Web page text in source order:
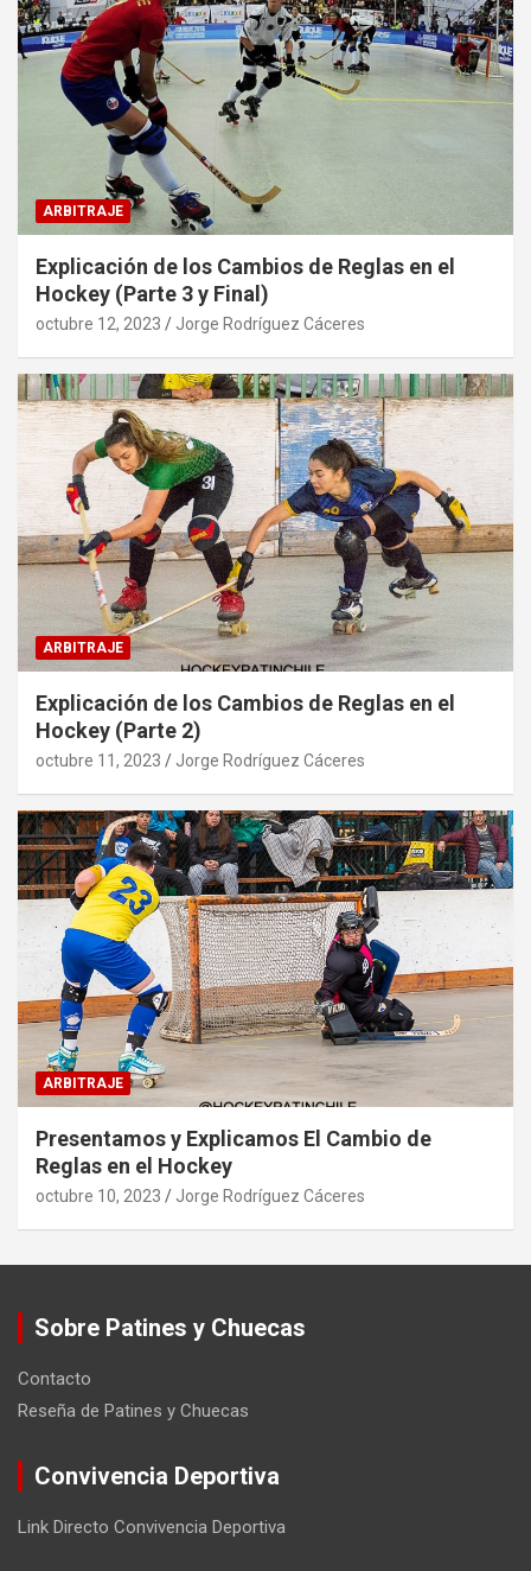
ARBITRAJE
Explicación de los Cambios de Reglas en el
Hockey (Parte 3 y Final)
octubre 12, 2023 Jorge Rodríguez Cáceres
ARBITRAJE
Explicación de los Cambios de Reglas en el
Hockey (Parte 2)
octubre 11, 2023 Jorge Rodríguez Cáceres
ARBITRAJE
Presentamos y Explicamos El Cambio de
Reglas en el Hockey
octubre 10, 2023 Jorge Rodríguez Cáceres
Sobre Patines y Chuecas
Contacto
Reseña de Patines y Chuecas
Convivencia Deportiva
Link Directo Convivencia Deportiva